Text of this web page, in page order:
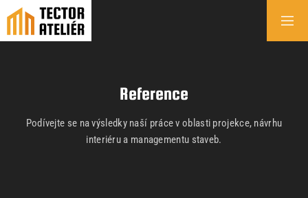
Reference
Podívejte se na výsledky naší práce v oblasti projekce, návrhu
interiéru a managementu staveb.